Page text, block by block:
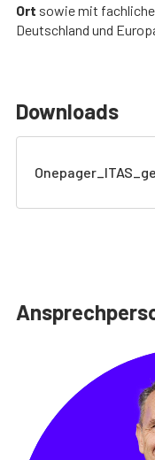
Ort sowie mit
Deutschland und
Downloads